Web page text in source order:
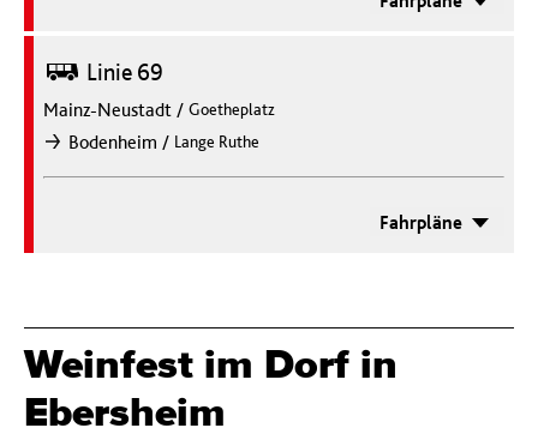
Bus Linie 69
Mainz-Neustadt / Goetheplatz
nachBodenheim / Lange Ruthe
Fahrpläne
Weinfest im Dorf in
Ebersheim